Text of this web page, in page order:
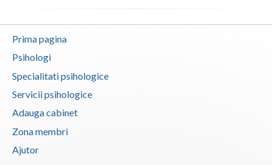
Prima pagina
Psihologi
Specialitati psihologice
Servicii psihologice
Adauga cabinet
Zona membri
Ajutor